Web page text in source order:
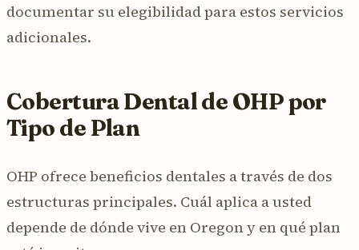
documentar su elegibilidad para estos servicios
adicionales.
Cobertura Dental de OHP por
Tipo de Plan
OHP ofrece beneficios dentales a través de dos
estructuras principales. Cuál aplica a usted
depende de dónde vive en Oregon y en qué plan